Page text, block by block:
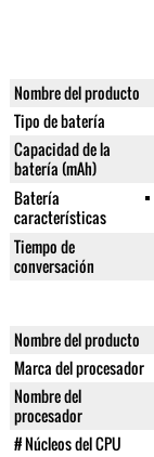
Nombre del producto
Tipo de batería
Capacidad de la
batería (mAh)
Batería
características
Tiempo de
conversación
Nombre del producto
Marca del procesador
Nombre del
procesador
# Núcleos del CPU